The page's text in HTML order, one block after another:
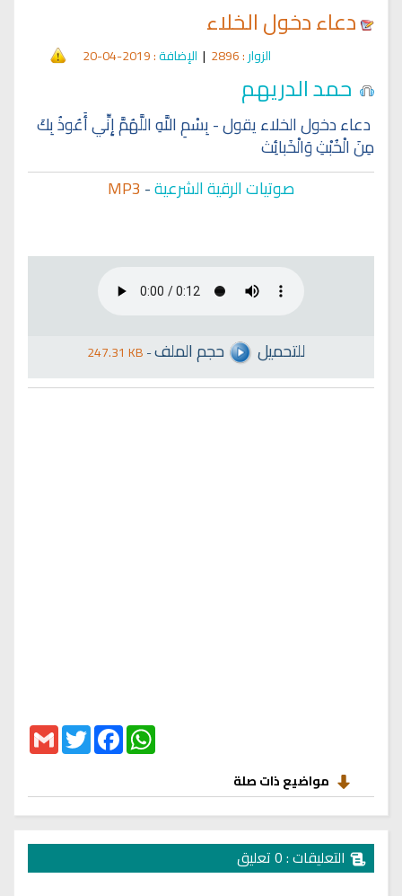
دعاء دخول الخلاء
الزوار: 2896
| الإضافة: 2019-04-20
حمد الدريهم
دعاء دخول الخلاء يقول - بِسْمِ اللَّهِ اللَّهُمَّ إِنِّي أَعُوذُ بِكَ
مِنَ الْخُبْثِ وَالْخَبائِث
صوتيات الرقية الشرعية-
MP3
247.31 KB- للتحميل حجم الملف
GmailTwitter
FacebookWhatsApp
مواضيع ذات صلة
التعليقات : 0 تعليق